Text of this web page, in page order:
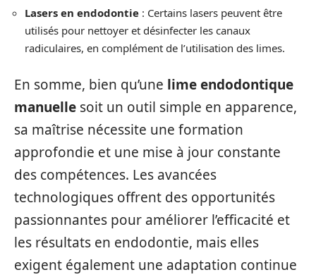
Lasers en endodontie : Certains lasers peuvent être
utilisés pour nettoyer et désinfecter les canaux
radiculaires, en complément de l’utilisation des limes.
En somme, bien qu’une lime endodontique
manuelle soit un outil simple en apparence,
sa maîtrise nécessite une formation
approfondie et une mise à jour constante
des compétences. Les avancées
technologiques offrent des opportunités
passionnantes pour améliorer l’efficacité et
les résultats en endodontie, mais elles
exigent également une adaptation continue